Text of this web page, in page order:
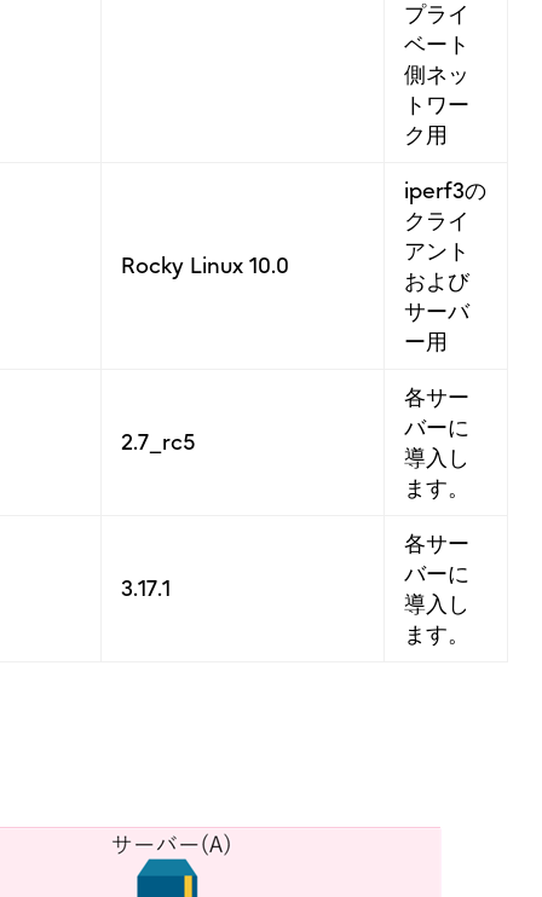
プライ
ベート
側ネッ
トワー
ク用
Rocky Linux 10.0
iperf3の
クライ
アント
および
サーバ
ー用
2.7_rc5
各サー
バーに
導入し
ます。
3.17.1
各サー
バーに
導入し
ます。